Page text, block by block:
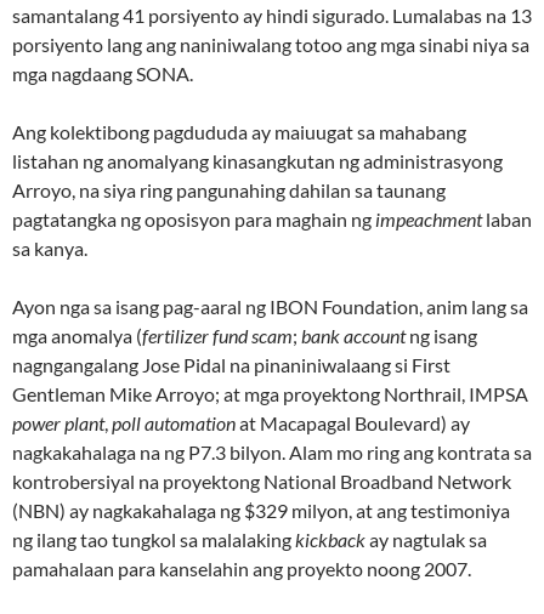
samantalang 41 porsiyento ay hindi sigurado. Lumalabas na 13
porsiyento lang ang naniniwalang totoo ang mga sinabi niya sa
mga nagdaang SONA.
Ang kolektibong pagdududa ay maiuugat sa mahabang
listahan ng anomalyang kinasangkutan ng administrasyong
Arroyo, na siya ring pangunahing dahilan sa taunang
pagtatangka ng oposisyon para maghain ng impeachmentlaban
sa kanya.
Ayon nga sa isang pag-aaral ng IBON Foundation, anim lang sa
mga anomalya (fertilizer fund scam; bank accountng isang
nagngangalang Jose Pidal na pinaniniwalaang si First
Gentleman Mike Arroyo; at mga proyektong Northrail, IMPSA
power plant,poll automationat Macapagal Boulevard) ay
nagkakahalaga na ng P7.3 bilyon. Alam mo ring ang kontrata sa
kontrobersiyal na proyektong National Broadband Network
(NBN) ay nagkakahalaga ng $329 milyon, at ang testimoniya
ng ilang tao tungkol sa malalakingkickbackay nagtulak sa
pamahalaan para kanselahin ang proyekto noong 2007.